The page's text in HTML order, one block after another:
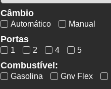
Câmbio
Automático Manual
Portas
1 2 4 5
Combustível:
Gasolina Gnv Flex